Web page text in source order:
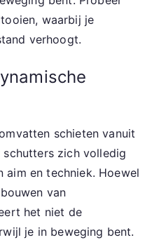
waarbij je
verhoogt.
schieten vanuit
zich volledig
aim en techniek. Hoewel
van
het niet de
je in beweging bent.